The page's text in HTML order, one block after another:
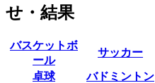
せ・結果
バスケットボ
ール
サッカー
卓球
バドミントン